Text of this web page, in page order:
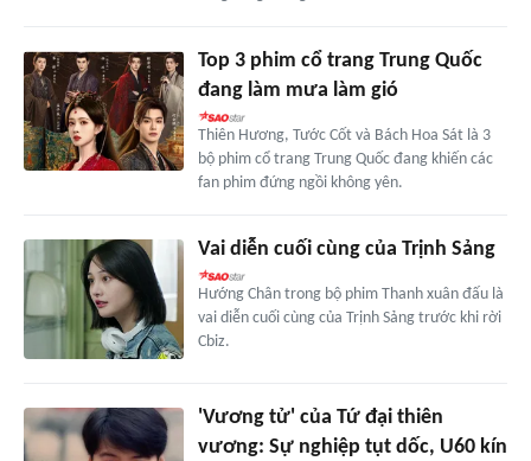
Top 3 phim cổ trang Trung Quốc
đang làm mưa làm gió
Thiên Hương, Tước Cốt và Bách Hoa Sát là 3
bộ phim cổ trang Trung Quốc đang khiến các
fan phim đứng ngồi không yên.
Vai diễn cuối cùng của Trịnh Sảng
Hướng Chân trong bộ phim Thanh xuân đấu là
vai diễn cuối cùng của Trịnh Sảng trước khi rời
Cbiz.
'Vương tử' của Tứ đại thiên
vương: Sự nghiệp tụt dốc, U60 kín